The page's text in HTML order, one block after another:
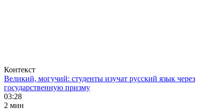
Контекст
Великий, могучий: студенты изучат русский язык через
государственную призму
03:28
2 мин